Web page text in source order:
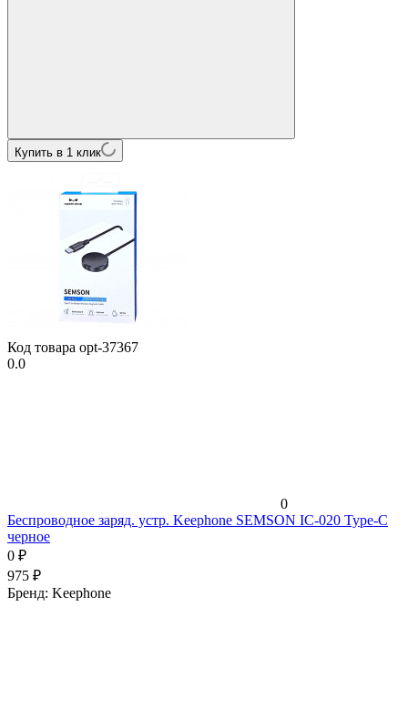
Купить в 1 клик
Код товара opt-37367
0.0
0
Беспроводное заряд. устр. Keephone SEMSON IC-020 Type-C
черное
0 ₽
975 ₽
Бренд: Keephone